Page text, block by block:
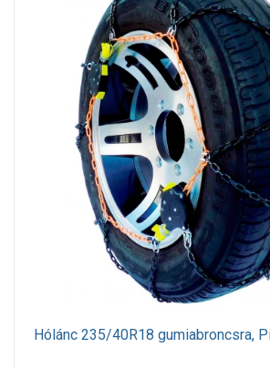
Hólánc 235/40R18 gumiabroncsra,